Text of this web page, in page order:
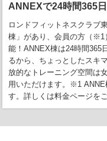
ANNEXで24時間365
ロンドフィットネスクラブ
棟」があり、会員の方（※1
能！ANNEX棟は24時間365
るから、ちょっとしたスキ
放的なトレーニング空間は
用いただけます。※1 ANNE
す。詳しくは料金ページを